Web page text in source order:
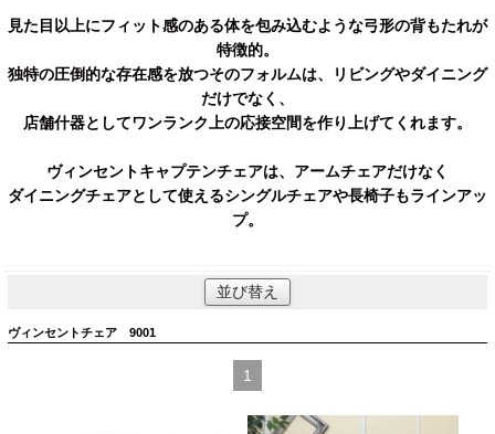
見た目以上にフィット感のある体を包み込むような弓形の背もたれが
特徴的。
独特の圧倒的な存在感を放つそのフォルムは、リビングやダイニング
だけでなく、
店舗什器としてワンランク上の応接空間を作り上げてくれます。
ヴィンセントキャプテンチェアは、アームチェアだけなく
ダイニングチェアとして使えるシングルチェアや長椅子もラインアッ
プ。
並び替え
ヴィンセントチェア 9001
1